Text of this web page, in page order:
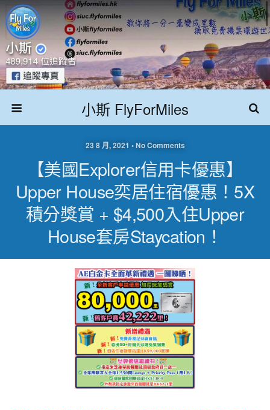
小斯 FlyForMiles
23 8 月, 2021 • No Comments
【美國Explorer信用卡優惠】
Upper House奕居住宿優惠！5X
積分獎賞 + $4,500入住Upper
House套房Staycation！